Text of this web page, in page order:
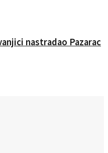
nastradao Pazarac